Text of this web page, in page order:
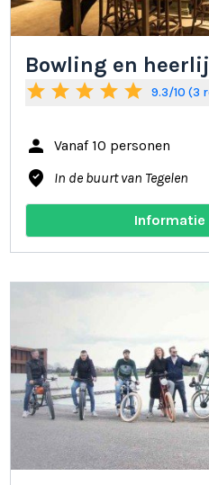
Bowling en
star star star star star 9.3/
person Vanaf 10 personen
where_to_vote In de buurt van Tegelen
Informatie